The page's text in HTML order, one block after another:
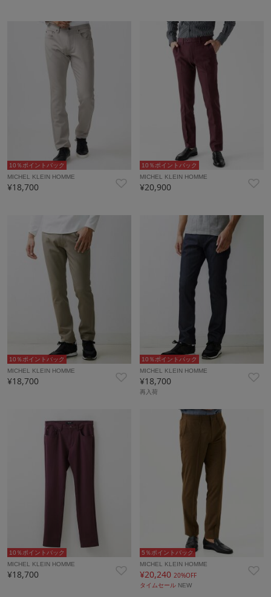
10％ポイントバック
MICHEL KLEIN HOMME
¥18,700
10％ポイントバック
MICHEL KLEIN HOMME
¥20,900
10％ポイントバック
MICHEL KLEIN HOMME
¥18,700
10％ポイントバック
MICHEL KLEIN HOMME
¥18,700
再入荷
10％ポイントバック
MICHEL KLEIN HOMME
¥18,700
5％ポイントバック
MICHEL KLEIN HOMME
¥20,24020%OFF
タイムセール NEW